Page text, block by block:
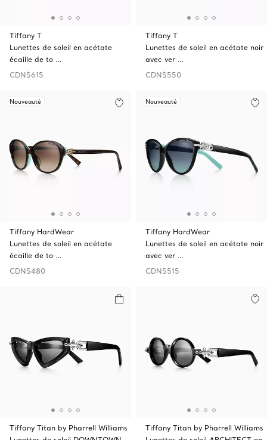
Tiffany T
Lunettes de soleil en acétate
écaille de to …
CDN$615
Tiffany T
Lunettes de soleil en acétate noir
avec ver …
CDN$550
Nouveauté
Tiffany HardWear
Lunettes de soleil en acétate
écaille de to …
CDN$480
Nouveauté
Tiffany HardWear
Lunettes de soleil en acétate noir
avec ver …
CDN$515
Tiffany Titan by Pharrell Williams
Tiffany Titan by Pharrell Williams